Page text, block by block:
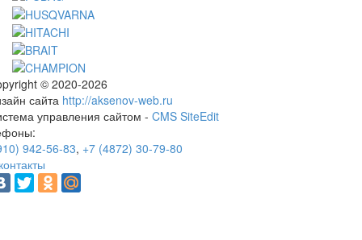
© 2020-2026
сайта http://aksenov-web.ru
управления сайтом - CMS SiteEdit
942-56-83, +7 (4872) 30-79-80